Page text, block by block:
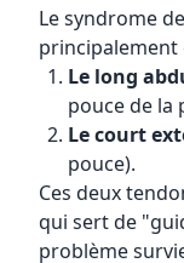
Le syndrome
principalement
Le long
pouce de la
Le court
pouce).
Ces deux
qui sert de
problème